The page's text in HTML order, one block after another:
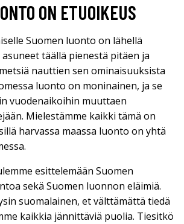
ON ETUOIKEUS
Suomen luonto on lähellä
asuneet täällä pienestä pitäen ja
nauttien sen ominaisuuksista
luonto on moninainen, ja se
vuodenaikoihin muuttaen
Mielestämme kaikki tämä on
harvassa maassa luonto on yhtä
esittelemään Suomen
sekä Suomen luonnon eläimiä.
suomalainen, et välttämättä tiedä
kaikkia jännittäviä puolia. Tiesitkö